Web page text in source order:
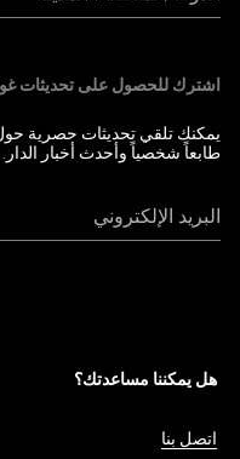
اشترك للحصول على تحديثات
يمكنك تلقي تحديثات حصرية
طابعاً شخصياً وأحدث أخبار الدار.
البريد الإلكتروني
هل يمكننا مساعدتك؟
اتصل بنا